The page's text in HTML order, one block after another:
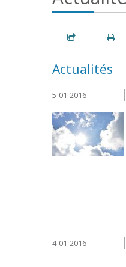
Actualités
5-01-2016
4-01-2016